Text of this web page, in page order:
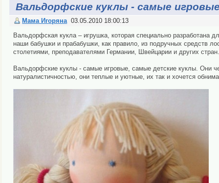
Вальдорфские куклы - самые
Мама Игоряна 03.05.2010 18:00:13
Вальдорфская кукла – игрушка, которая специально разработана
наши бабушки и прабабушки, как правило, из подручных средств
столетиями, преподавателями Германии, Швейцарии и других стран.
Вальдорфские куклы - самые игровые, самые детские куклы. Они
натуралистичностью, они теплые и уютные, их так и хочется